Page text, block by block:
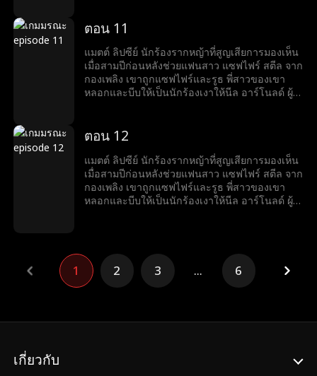
เกิดใหม่ เขาตั้งปณิธานว่าจะไม่ยอมถูกเอาเปรียบ
เป็นดาวดัง
ตอน 11
แมตต์ ลิปซีย์ นักร้องรากหญ้าที่สูญเสียการมองเห็น
เมื่อสามปีก่อนหลังช่วยแฟนสาว แซฟไฟร์ สตีล จาก
กองเพลิง เขาถูกแซฟไฟร์และรูธ พี่สาวของเขา
หลอกและบีบให้เป็นนักร้องเงาให้นีล อาร์โนลด์ ผู้ที่
เกิดใหม่ เขาตั้งปณิธานว่าจะไม่ยอมถูกเอาเปรียบ
เป็นดาวดัง
ตอน 12
แมตต์ ลิปซีย์ นักร้องรากหญ้าที่สูญเสียการมองเห็น
เมื่อสามปีก่อนหลังช่วยแฟนสาว แซฟไฟร์ สตีล จาก
กองเพลิง เขาถูกแซฟไฟร์และรูธ พี่สาวของเขา
หลอกและบีบให้เป็นนักร้องเงาให้นีล อาร์โนลด์ ผู้ที่
อีก และเริ่มต้นเส้นทางแก้แค้นพร้อมไต่เต้าสู่การ
เป็นดาวดัง
1 2 3 ... 6
เกี่ยวกับ